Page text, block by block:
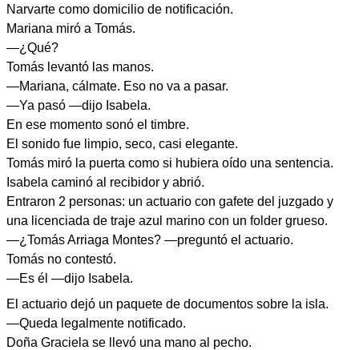
Narvarte como domicilio de notificación.
Mariana miró a Tomás.
—¿Qué?
Tomás levantó las manos.
—Mariana, cálmate. Eso no va a pasar.
—Ya pasó —dijo Isabela.
En ese momento sonó el timbre.
El sonido fue limpio, seco, casi elegante.
Tomás miró la puerta como si hubiera oído una sentencia.
Isabela caminó al recibidor y abrió.
Entraron 2 personas: un actuario con gafete del juzgado y
una licenciada de traje azul marino con un folder grueso.
—¿Tomás Arriaga Montes? —preguntó el actuario.
Tomás no contestó.
—Es él —dijo Isabela.
El actuario dejó un paquete de documentos sobre la isla.
—Queda legalmente notificado.
Doña Graciela se llevó una mano al pecho.